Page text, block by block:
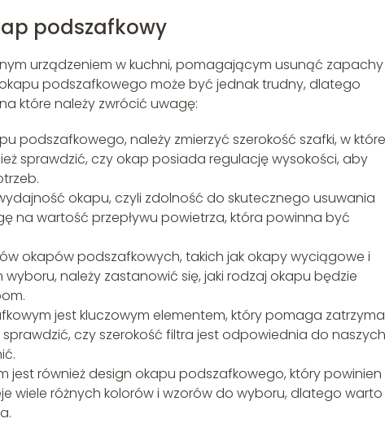
podszafkowy
urządzeniem w kuchni, pomagającym usunąć zapachy
podszafkowego może być jednak trudny, dlatego
które należy zwrócić uwagę:
podszafkowego, należy zmierzyć szerokość szafki, w
sprawdzić, czy okap posiada regulację wysokości, aby
okapu, czyli zdolność do skutecznego usuwania
na wartość przepływu powietrza, która powinna być
okapów podszafkowych, takich jak okapy wyciągowe i
należy zastanowić się, jaki rodzaj okapu będzie
jest kluczowym elementem, który pomaga
sprawdzić, czy szerokość filtra jest odpowiednia do naszych
jest również design okapu podszafkowego, który powinien
wiele różnych kolorów i wzorów do wyboru, dlatego warto